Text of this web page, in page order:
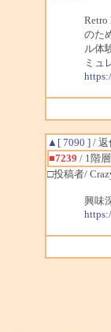
のた
ル体
ミュ
▲[ 7090 ]/ 返
■7239 / 1階
□投稿者/
興味